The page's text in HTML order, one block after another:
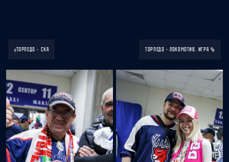
‹ТОРПЕДО - СКА ТОРПЕДО - ЛОКОМОТИВ. ИГРА 4›